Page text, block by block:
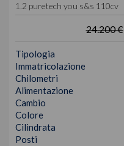
1.2 puretech you s&s 110cv
24.200 €
Tipologia
Immatricolazione
Chilometri
Alimentazione
Cambio
Colore
Cilindrata
Posti